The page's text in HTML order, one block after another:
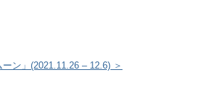
ン」(2021.11.26 – 12.6) ＞